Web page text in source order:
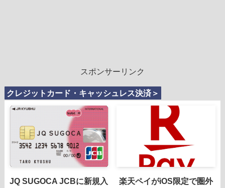
スポンサーリンク
クレジットカード・キャッシュレス決済＞
JQ SUGOCA JCBに新規入
楽天ペイがiOS限定で圏外